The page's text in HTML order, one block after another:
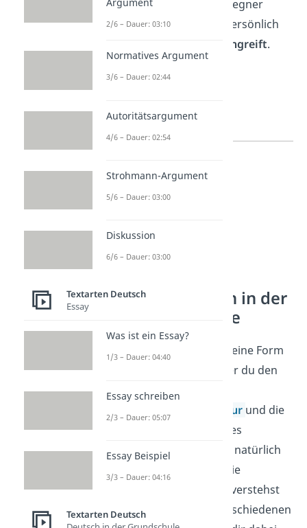
Gegner
persönlich
angreift.
Argumenttypen in der
Sachtextanalyse
Die Sachtextanalyse ist eine Form
, bei der du den
Inhalt, die
Argumentationsstruktur und die
Sprache eines Sachtextes
analysierst. Dabei ist es natürlich
auch wichtig, dass du die
Argumente des Autors verstehst
und analysierst. Die verschiedenen
2/6 – Dauer: 03:10
Normatives Argument
3/6 – Dauer: 02:44
Autoritätsargument
4/6 – Dauer: 02:54
Strohmann-Argument
5/6 – Dauer: 03:00
Diskussion
6/6 – Dauer: 03:00
Textarten Deutsch
Essay
Was ist ein Essay?
1/3 – Dauer: 04:40
Essay schreiben
2/3 – Dauer: 05:07
Essay Beispiel
3/3 – Dauer: 04:16
Textarten Deutsch